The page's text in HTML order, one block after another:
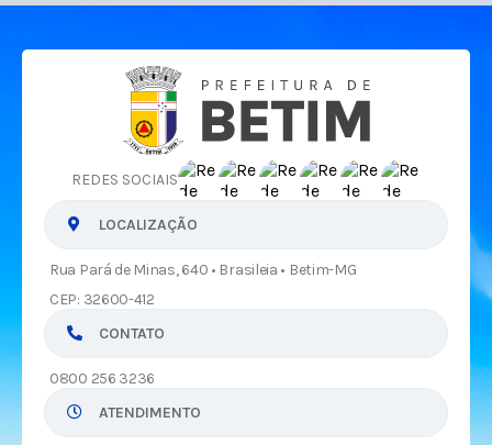
REDES SOCIAIS
LOCALIZAÇÃO
Rua Pará de Minas, 640 • Brasileia • Betim-MG
CEP: 32600-412
CONTATO
0800 256 3236
ATENDIMENTO